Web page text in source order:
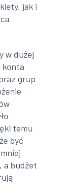
jak i
w dużej
konta
grup
temu
być
a budżet